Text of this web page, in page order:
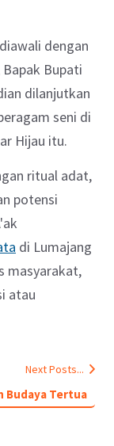
dengan
Bapak Bupati
dilanjutkan
seni di
Hijau itu.
ritual adat,
potensi
di Lumajang
masyarakat,
atau
Next Posts...
Budaya Tertua